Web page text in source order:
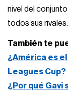
nivel del
todos sus rivales.
También te
¿América es
Leagues Cup?
¿Por qué Gavi